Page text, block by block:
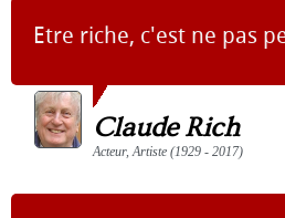
Etre riche, c'est ne pas
Claude Rich
Acteur, Artiste (1929 - 2017)